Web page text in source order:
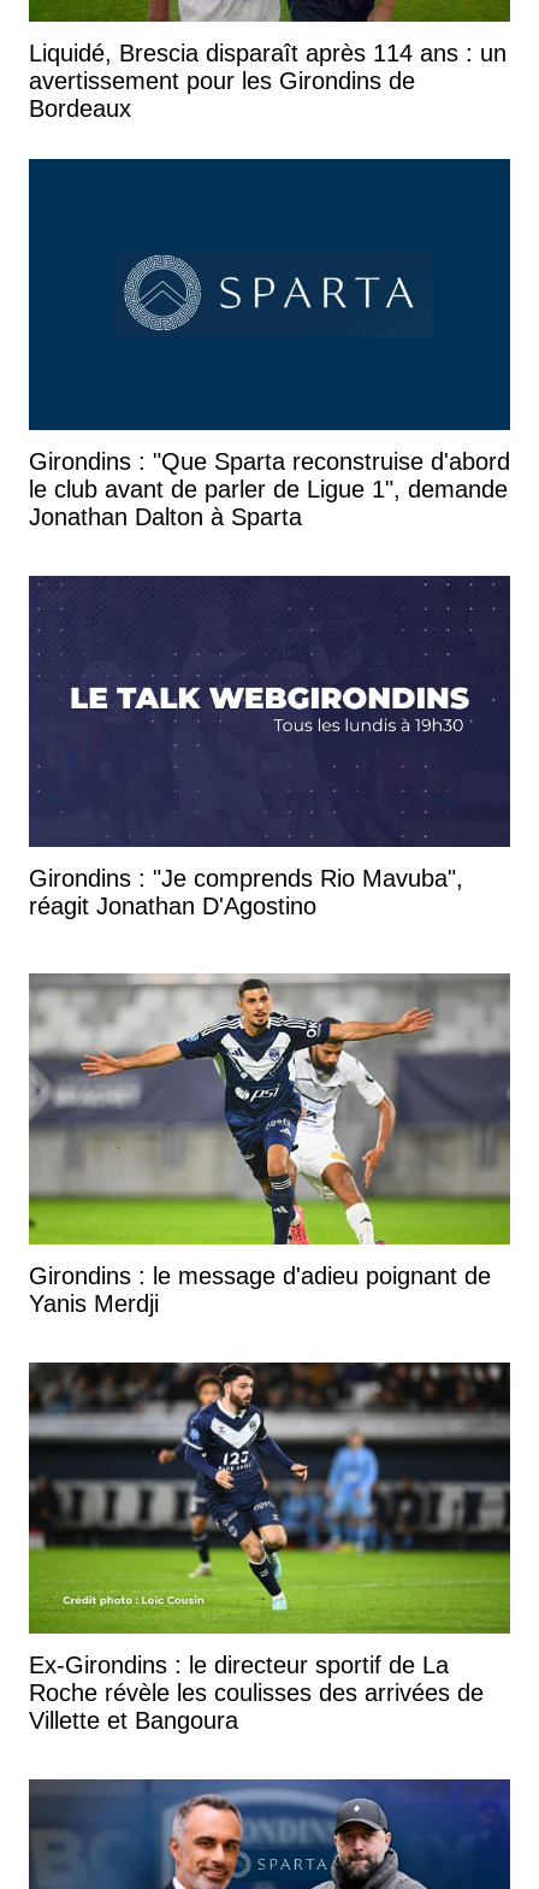
Liquidé, Brescia disparaît après 114 ans : un
avertissement pour les Girondins de
Bordeaux
Girondins : "Que Sparta reconstruise d'abord
le club avant de parler de Ligue 1", demande
Jonathan Dalton à Sparta
Girondins : "Je comprends Rio Mavuba",
réagit Jonathan D'Agostino
Girondins : le message d'adieu poignant de
Yanis Merdji
Ex-Girondins : le directeur sportif de La
Roche révèle les coulisses des arrivées de
Villette et Bangoura